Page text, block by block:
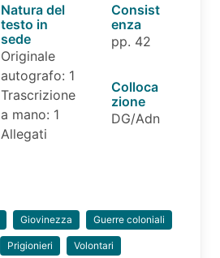
Natura del
testo in
sede
Originale
autografo: 1
Trascrizione
a mano: 1
Allegati
Consist
enza
pp. 42
Colloca
zione
DG/Adn
Giovinezza Guerre coloniali
Prigionieri Volontari